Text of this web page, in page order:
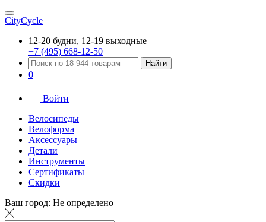
CityCycle
12-20 будни, 12-19 выходные
+7 (495) 668-12-50
Найти
0
Войти
Велосипеды
Велоформа
Аксессуары
Детали
Инструменты
Сертификаты
Скидки
Ваш город: Не определено